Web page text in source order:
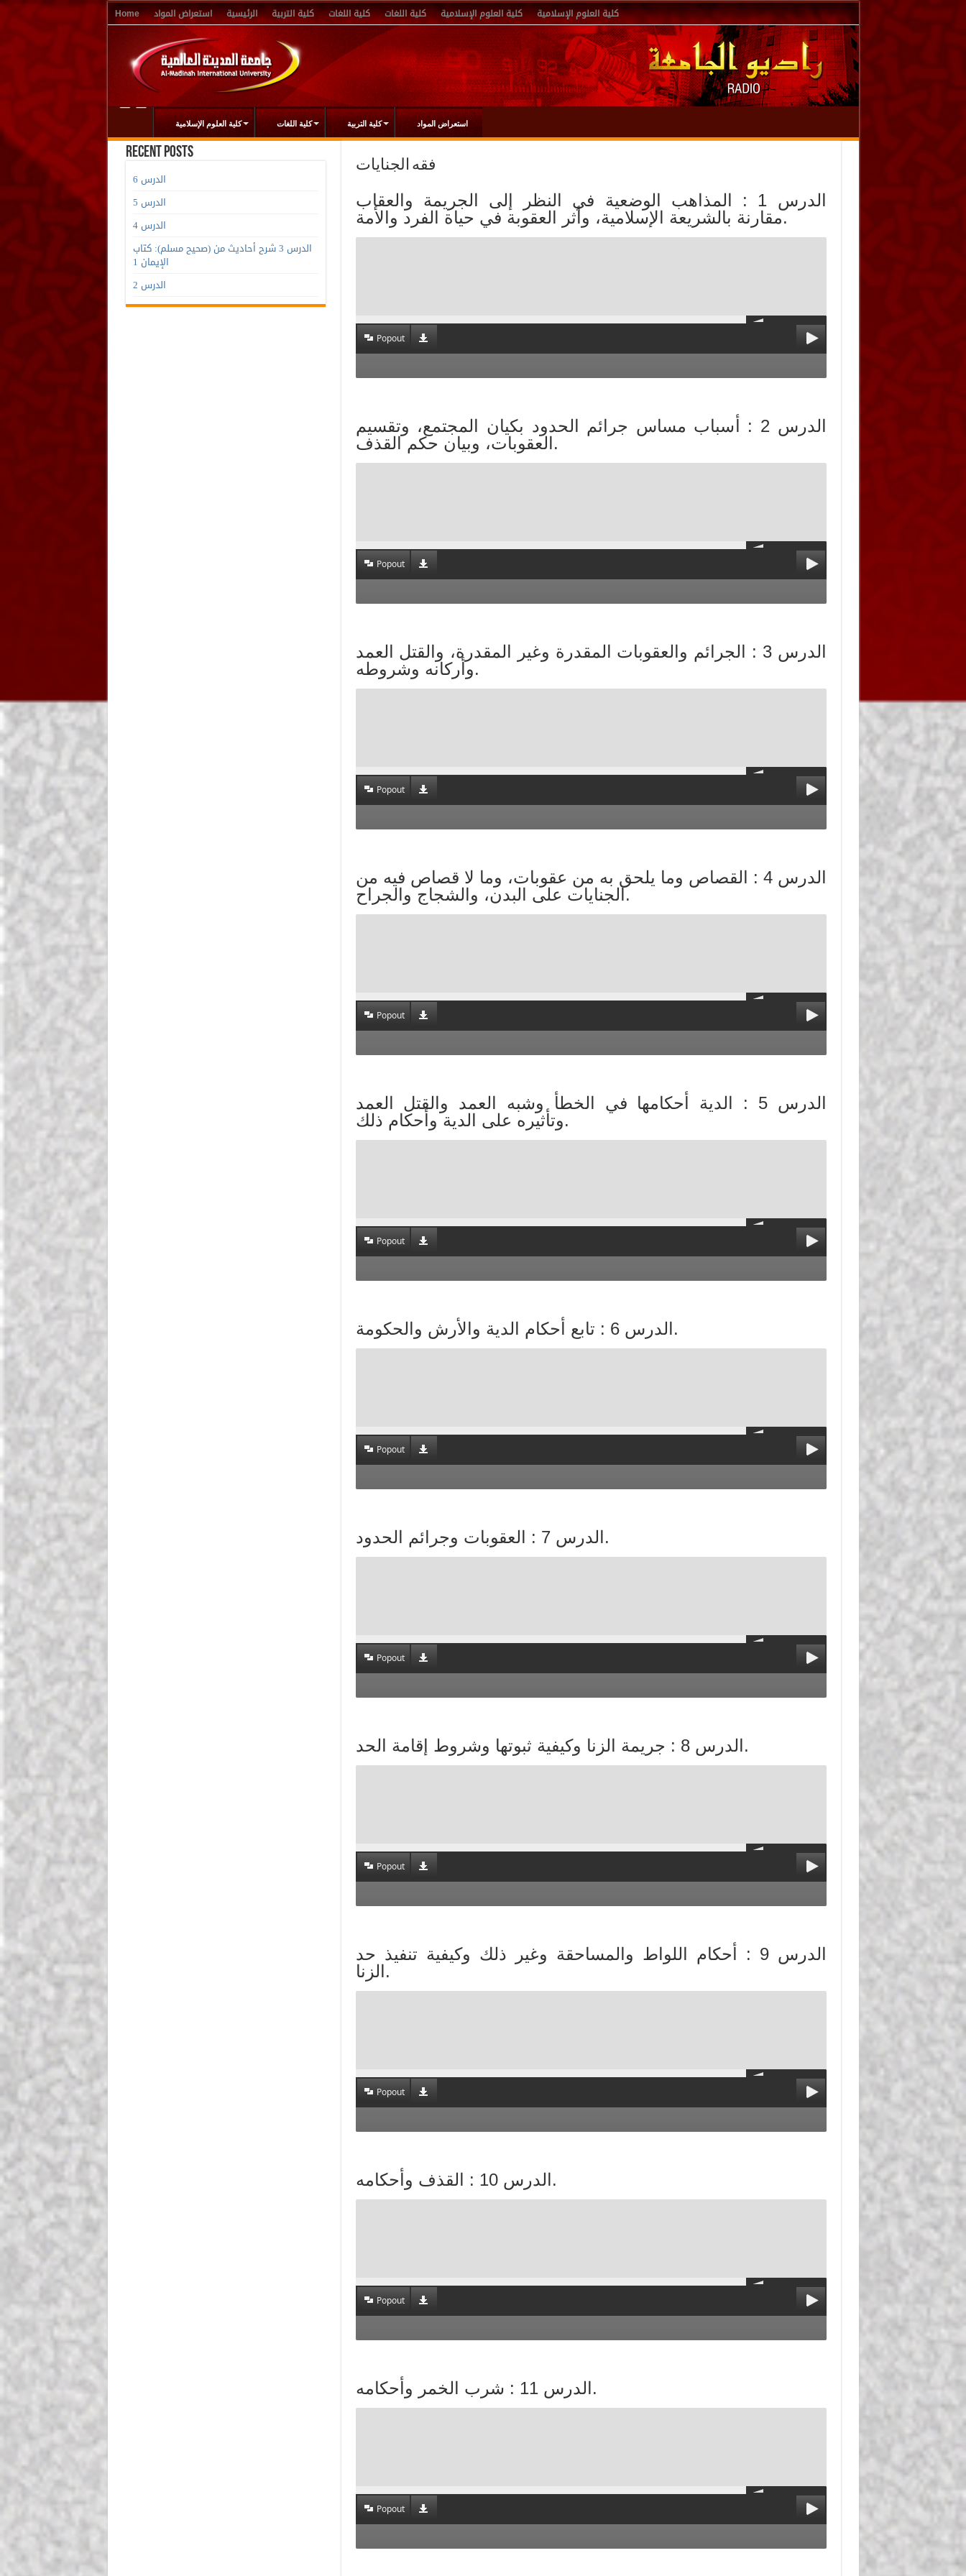
Home استعراض المواد الرئيسية كلية التربية كلية اللغات كلية اللغات كلية العلوم الإسلامية كلية العلوم الإسلامية
كلية العلوم الإسلامية كلية اللغات كلية التربية استعراض المواد
فقه الجنايات
الدرس 1 : المذاهب الوضعية في النظر إلى الجريمة والعقاب
مقارنة بالشريعة الإسلامية، وأثر العقوبة في حياة الفرد والأمة.
Popout
الدرس 2 : أسباب مساس جرائم الحدود بكيان المجتمع، وتقسيم
العقوبات، وبيان حكم القذف.
Popout
الدرس 3 : الجرائم والعقوبات المقدرة وغير المقدرة، والقتل العمد
وأركانه وشروطه.
Popout
الدرس 4 : القصاص وما يلحق به من عقوبات، وما لا قصاص فيه من
الجنايات على البدن، والشجاج والجراح.
Popout
الدرس 5 : الدية أحكامها في الخطأ وشبه العمد والقتل العمد
وتأثيره على الدية وأحكام ذلك.
Popout
الدرس 6 : تابع أحكام الدية والأرش والحكومة.
Popout
الدرس 7 : العقوبات وجرائم الحدود.
Popout
الدرس 8 : جريمة الزنا وكيفية ثبوتها وشروط إقامة الحد.
Popout
الدرس 9 : أحكام اللواط والمساحقة وغير ذلك وكيفية تنفيذ حد
الزنا.
Popout
الدرس 10 : القذف وأحكامه.
Popout
الدرس 11 : شرب الخمر وأحكامه.
Popout
Recent Posts
الدرس 6
الدرس 5
الدرس 4
الدرس 3 شرح أحاديث من (صحيح مسلم): كتاب
الإيمان 1
الدرس 2